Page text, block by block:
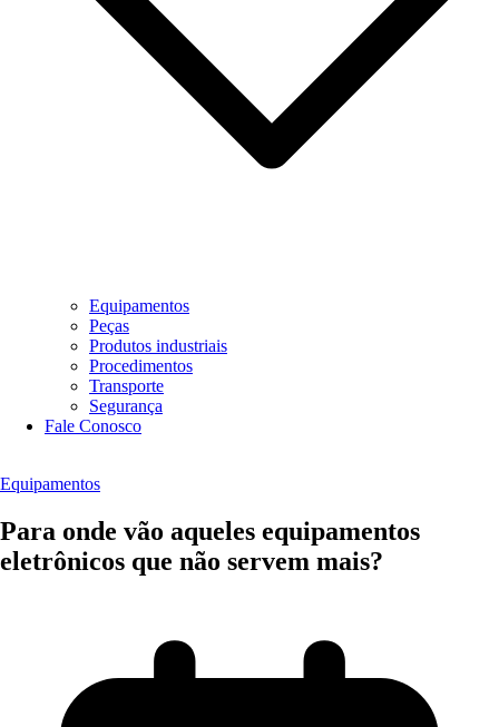
Equipamentos
Peças
Produtos industriais
Procedimentos
Transporte
Segurança
Fale Conosco
Equipamentos
Para onde vão aqueles equipamentos
eletrônicos que não servem mais?